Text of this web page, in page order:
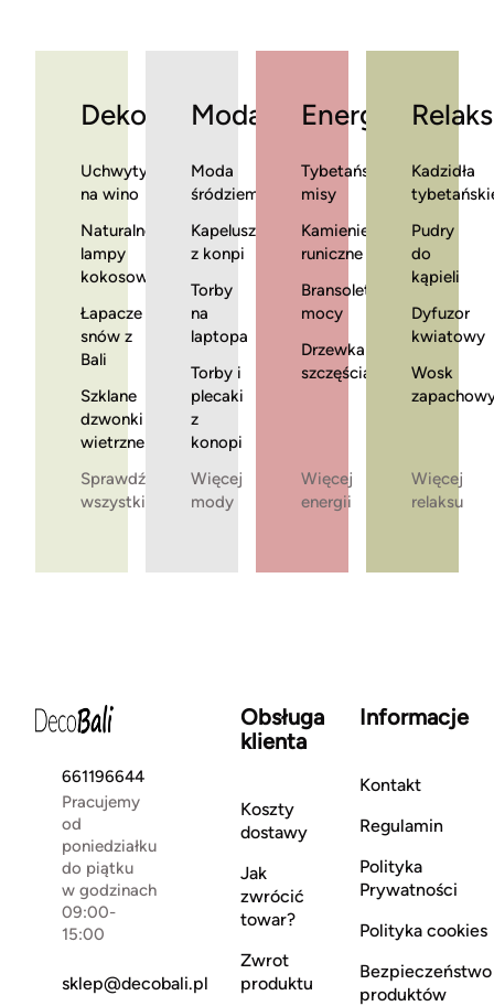
Dekoracje
Uchwyty
na wino
Naturalne
lampy
kokosowe
Łapacze
snów z
Bali
Szklane
dzwonki
wietrzne
Sprawdź
wszystkie
Moda
Moda
śródziemnomorska
Kapelusze
z konpi
Torby
na
laptopa
Torby i
plecaki
z
konopi
Więcej
mody
Energia
Tybetańskie
misy
Kamienie
runiczne
Bransoletki
mocy
Drzewka
szczęścia
Więcej
energii
Relaks
Kadzidła
Pudry
do
kąpieli
Dyfuzor
kwiatowy
Wosk
Więcej
relaksu
661196644
Pracujemy
od
poniedziałku
do piątku
w godzinach
09:00-
15:00
sklep@decobali.pl
Obsługa
klienta
Koszty
dostawy
Jak
zwrócić
towar?
Zwrot
produktu
Informacje
Kontakt
Regulamin
Polityka
Prywatności
Polityka cookies
Bezpieczeństwo
produktów